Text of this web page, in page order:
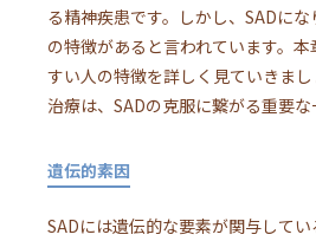
る精神疾患です。しかし、SADに
の特徴があると言われています。
すい人の特徴を詳しく見ていきま
治療は、SADの克服に繋がる重要な
遺伝的素因
SADには遺伝的な要素が関与して